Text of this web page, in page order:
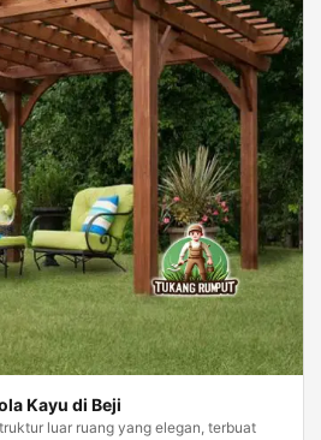
Kayu di Beji
luar ruang yang elegan, terbuat